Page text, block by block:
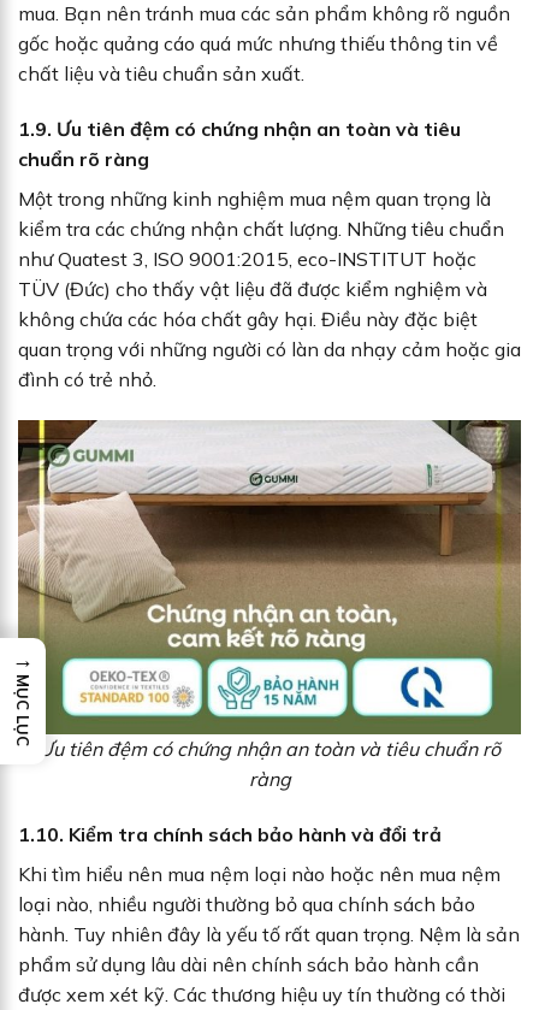
mua. Bạn nên tránh mua các sản phẩm không rõ nguồn
gốc hoặc quảng cáo quá mức nhưng thiếu thông tin về
chất liệu và tiêu chuẩn sản xuất.
1.9. Ưu tiên đệm có chứng nhận an toàn và tiêu
chuẩn rõ ràng
Một trong những kinh nghiệm mua nệm quan trọng là
kiểm tra các chứng nhận chất lượng. Những tiêu chuẩn
như Quatest 3, ISO 9001:2015, eco-INSTITUT hoặc
TÜV (Đức) cho thấy vật liệu đã được kiểm nghiệm và
không chứa các hóa chất gây hại. Điều này đặc biệt
quan trọng với những người có làn da nhạy cảm hoặc gia
đình có trẻ nhỏ.
Ưu tiên đệm có chứng nhận an toàn và tiêu chuẩn rõ
ràng
1.10. Kiểm tra chính sách bảo hành và đổi trả
Khi tìm hiểu nên mua nệm loại nào hoặc nên mua nệm
loại nào, nhiều người thường bỏ qua chính sách bảo
hành. Tuy nhiên đây là yếu tố rất quan trọng. Nệm là sản
phẩm sử dụng lâu dài nên chính sách bảo hành cần
được xem xét kỹ. Các thương hiệu uy tín thường có thời
→
MỤC LỤC